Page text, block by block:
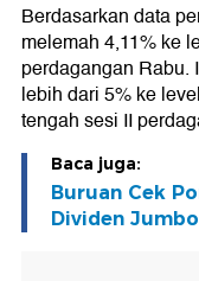
Berdasarkan data
melemah 4,11% ke
perdagangan Rabu.
lebih dari 5% ke
tengah sesi II
Baca juga:
Buruan Cek
Dividen